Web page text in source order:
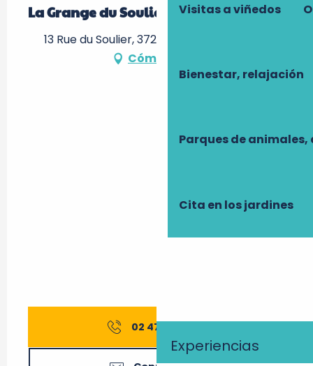
Visitas a viñedos
Bienestar, relajación
Parques de
Cita en los jardines
Experiencias
La Grange du Soulier
13 Rue du Soulier, 37220 Avon-les-Roches
Cómo llegar
02 47 27 56